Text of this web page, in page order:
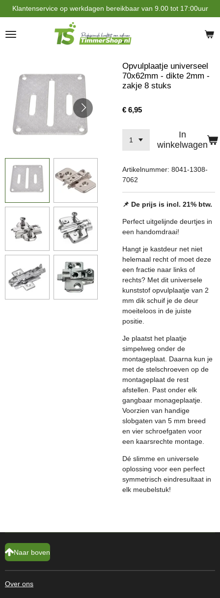
Ga
direct
naar
de
Klantenservice op werkdagen bereikbaar van 9.00 tot 17:00uur
Opvulplaatje universeel
70x62mm - dikte 2mm -
zakje 8 stuks
€ 6,95
In
winkelwagen
Artikelnummer: 8041-1308-
7062
📌 De prijs is incl. 21% btw.
Perfect uitgelijnde deurtjes in
een handomdraai!
Hangt je kastdeur net niet
helemaal recht of moet deze
een fractie naar links of
rechts? Met dit universele
kunststof opvulplaatje van 2
mm dik schuif je de deur
moeiteloos in de juiste
positie.
Je plaatst het plaatje
simpelweg onder de
montageplaat. Daarna kun je
met de stelschroeven op de
montageplaat de rest
afstellen. Past onder elk
gangbaar monageplaatje.
Voorzien van handige
slobgaten van 5 mm breed
en vier schroefgaten voor
een kaarsrechte montage.
Dé slimme en universele
oplossing voor een perfect
symmetrisch eindresultaat in
elk meubelstuk!
Naar boven
Over ons